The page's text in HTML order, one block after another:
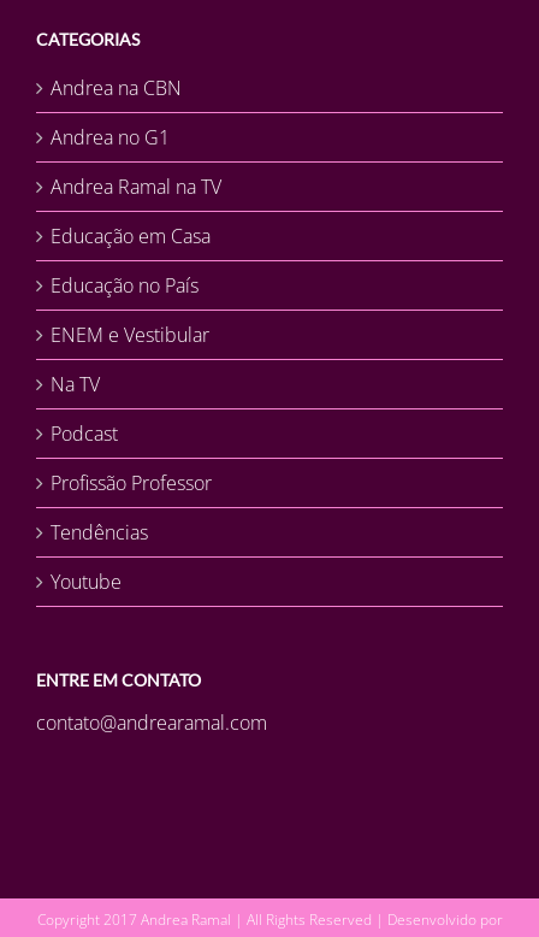
CATEGORIAS
Andrea na CBN
Andrea no G1
Andrea Ramal na TV
Educação em Casa
Educação no País
ENEM e Vestibular
Na TV
Podcast
Profissão Professor
Tendências
Youtube
ENTRE EM CONTATO
contato@andrearamal.com
Copyright 2017 Andrea Ramal | All Rights Reserved | Desenvolvido por